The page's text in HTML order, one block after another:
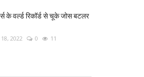
के वर्ल्ड रिकॉर्ड से चूके जोस बटलर
18, 2022 0 11